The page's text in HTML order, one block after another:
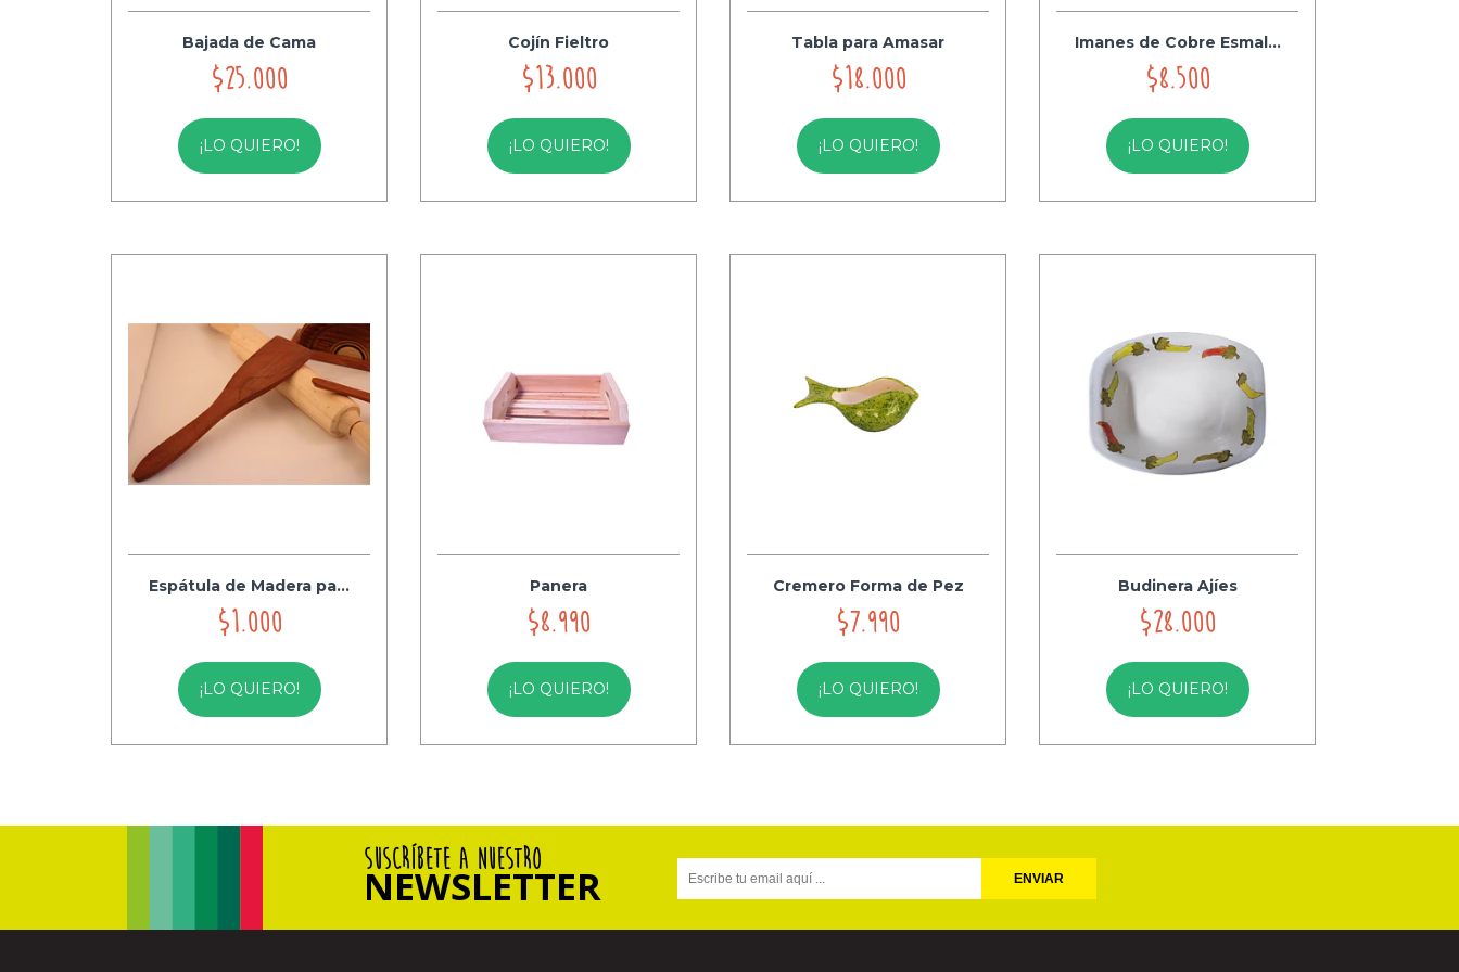
Bajada de Cama
$25.000
¡LO QUIERO!
Cojín Fieltro
$13.000
¡LO QUIERO!
Tabla para Amasar
$18.000
¡LO QUIERO!
Imanes de Cobre Esmal...
$8.500
¡LO QUIERO!
Espátula de Madera pa...
$1.000
¡LO QUIERO!
Panera
$8.990
¡LO QUIERO!
Cremero Forma de Pez
$7.990
¡LO QUIERO!
Budinera Ajíes
$28.000
¡LO QUIERO!
SUSCRÍBETE A NUESTRO
NEWSLETTER ENVIAR